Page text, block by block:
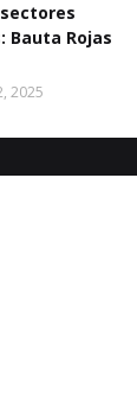
Bauta Rojas
2025